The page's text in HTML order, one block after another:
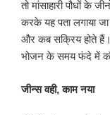
तो मांसाहारी पौधों के
करके यह पता लगाया
और कब सक्रिय होते हैं।
भोजन के समय फंदे में
जीन्स वही,काम नया